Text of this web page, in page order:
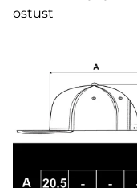
ostust